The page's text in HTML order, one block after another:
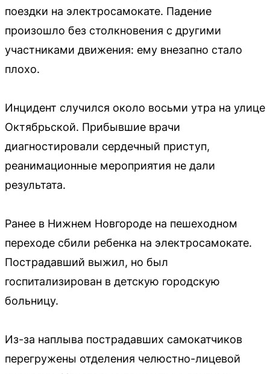
поездки на электросамокате. Падение
произошло без столкновения с другими
участниками движения: ему внезапно стало
плохо.
Инцидент случился около восьми утра на улице
Октябрьской. Прибывшие врачи
диагностировали сердечный приступ,
реанимационные мероприятия не дали
результата.
Ранее в Нижнем Новгороде на пешеходном
переходе сбили ребенка на электросамокате.
Пострадавший выжил, но был
госпитализирован в детскую городскую
больницу.
Из-за наплыва пострадавших самокатчиков
перегружены отделения челюстно-лицевой